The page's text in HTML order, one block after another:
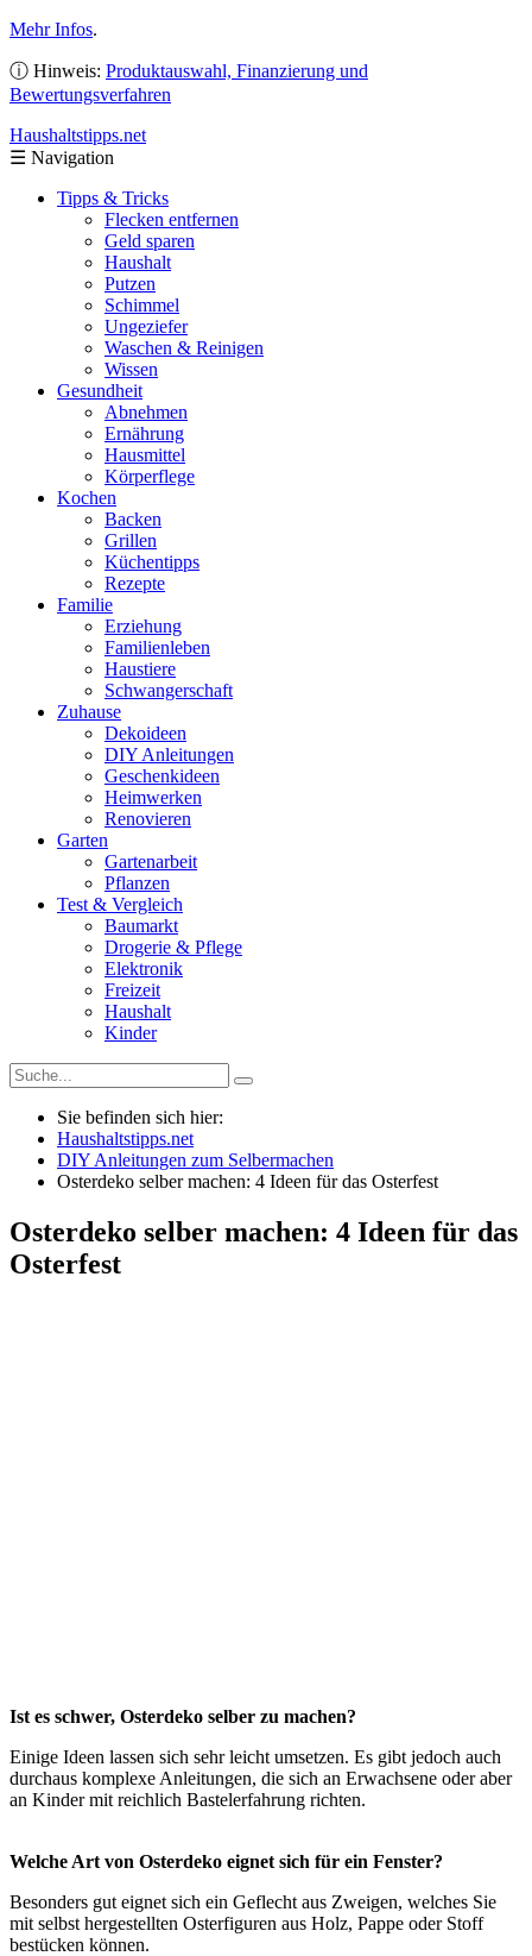
Mehr Infos.
ⓘ Hinweis: Produktauswahl, Finanzierung und
Bewertungsverfahren
Haushaltstipps.net
☰ Navigation
Tipps & Tricks
Flecken entfernen
Geld sparen
Haushalt
Putzen
Schimmel
Ungeziefer
Waschen & Reinigen
Wissen
Gesundheit
Abnehmen
Ernährung
Hausmittel
Körperflege
Kochen
Backen
Grillen
Küchentipps
Rezepte
Familie
Erziehung
Familienleben
Haustiere
Schwangerschaft
Zuhause
Dekoideen
DIY Anleitungen
Geschenkideen
Heimwerken
Renovieren
Garten
Gartenarbeit
Pflanzen
Test & Vergleich
Baumarkt
Drogerie & Pflege
Elektronik
Freizeit
Haushalt
Kinder
Sie befinden sich hier:
Haushaltstipps.net
DIY Anleitungen zum Selbermachen
Osterdeko selber machen: 4 Ideen für das Osterfest
Osterdeko selber machen: 4 Ideen für das
Osterfest
Ist es schwer, Osterdeko selber zu machen?
Einige Ideen lassen sich sehr leicht umsetzen. Es gibt jedoch auch
durchaus komplexe Anleitungen, die sich an Erwachsene oder aber
an Kinder mit reichlich Bastelerfahrung richten.
Welche Art von Osterdeko eignet sich für ein Fenster?
Besonders gut eignet sich ein Geflecht aus Zweigen, welches Sie
mit selbst hergestellten Osterfiguren aus Holz, Pappe oder Stoff
bestücken können.